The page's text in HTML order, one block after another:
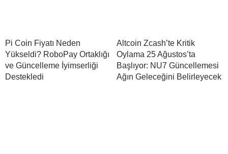
Pi Coin Fiyatı Neden
Yükseldi? RoboPay Ortaklığı
ve Güncelleme İyimserliği
Destekledi
Altcoin Zcash’te Kritik
Oylama 25 Ağustos’ta
Başlıyor: NU7 Güncellemesi
Ağın Geleceğini Belirleyecek